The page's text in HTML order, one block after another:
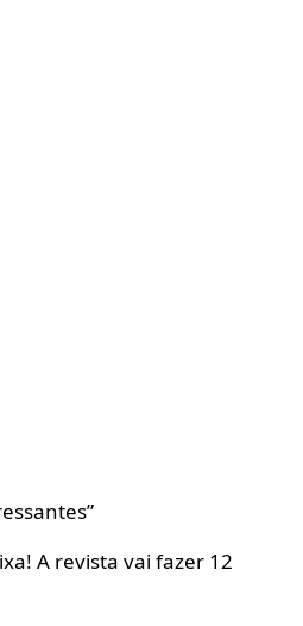
A revista vai fazer 12